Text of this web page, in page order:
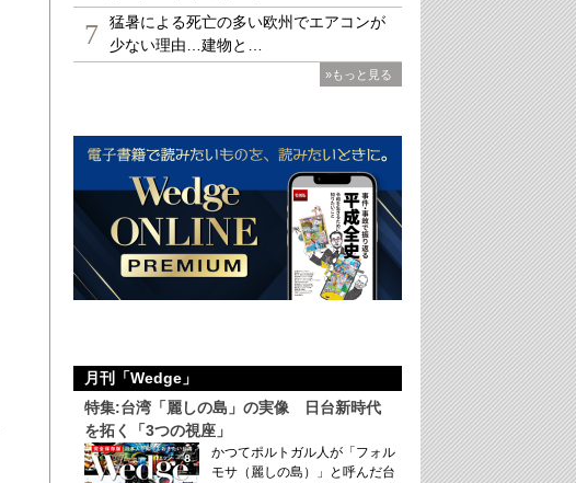
7
猛暑による死亡の多い欧州でエアコンが
少ない理由…建物と…
»もっと見る
月刊「Wedge」
特集:台湾「麗しの島」の実像 日台新時代
を拓く「3つの視座」
かつてポルトガル人が「フォル
モサ（麗しの島）」と呼んだ台